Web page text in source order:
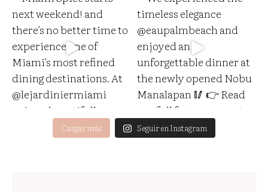
Cargar más Seguir en Instagram